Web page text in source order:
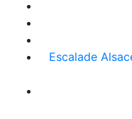
Escalade